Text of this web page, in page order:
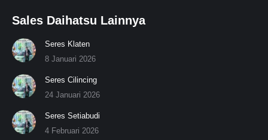
Sales Daihatsu Lainnya
Seres Klaten
8 Januari 2026
Seres Cilincing
24 Januari 2026
Seres Setiabudi
4 Februari 2026